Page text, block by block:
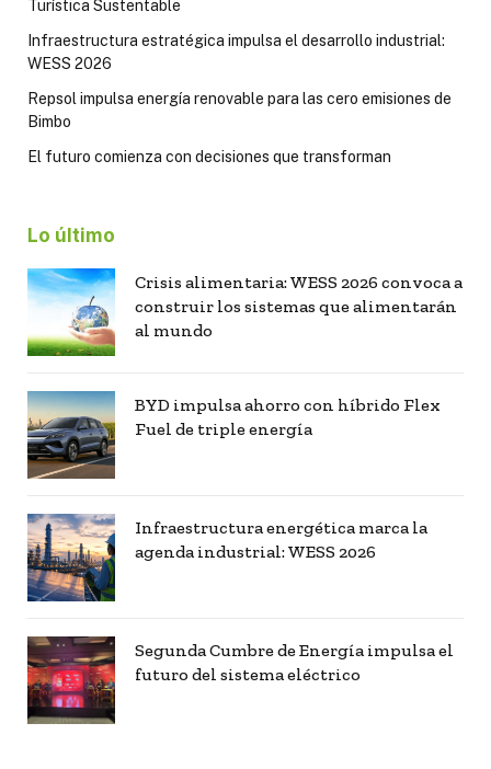
Turística Sustentable
Infraestructura estratégica impulsa el desarrollo industrial:
WESS 2026
Repsol impulsa energía renovable para las cero emisiones de
Bimbo
El futuro comienza con decisiones que transforman
Lo último
Crisis alimentaria: WESS 2026 convoca a
construir los sistemas que alimentarán
al mundo
BYD impulsa ahorro con híbrido Flex
Fuel de triple energía
Infraestructura energética marca la
agenda industrial: WESS 2026
Segunda Cumbre de Energía impulsa el
futuro del sistema eléctrico